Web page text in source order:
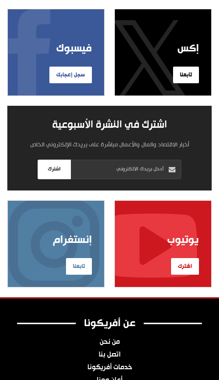
فيسبوك
سجل إعجابك
إكس
تابعنا
اشترك في النشرة الأسبوعية
أخبار الاقتصاد والمال والأعمال مباشرة على بريدك الإلكتروني الخاص
اشترك
إنستغرام
تابعنا
يوتيوب
اشترك
عن أفريكونا
من نحن
اتصل بنا
خدمات أفريكونا